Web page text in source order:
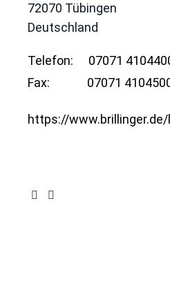
72070 Tübingen
Deutschland
Telefon:
07071
Fax:
07071
https://